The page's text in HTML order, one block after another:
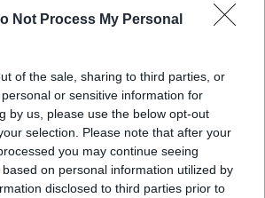
Not Process My Personal
of the sale, sharing to third parties, or
or sensitive information for
by us, please use the below opt-out
selection. Please note that after your
you may continue seeing
on personal information utilized by
disclosed to third parties prior to